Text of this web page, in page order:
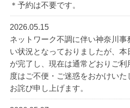
＊予約は不要です。
2026.05.15
ネットワーク不調に伴い神奈川
い状況となっておりましたが、
が完了し、現在は通常どおりご
度はご不便・ご迷惑をおかけいた
お詫び申し上げます。